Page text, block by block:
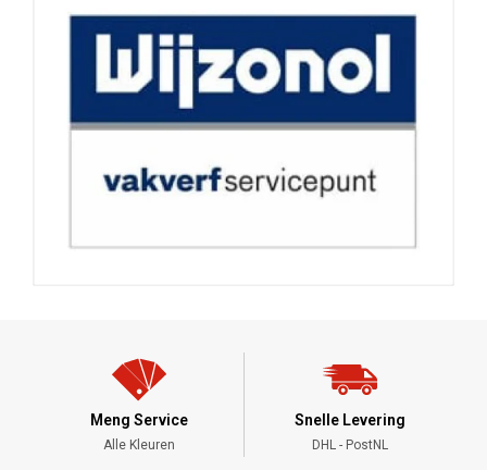
Snelle Levering
DHL - PostNL
24/7 Bestellen
Altijd Online